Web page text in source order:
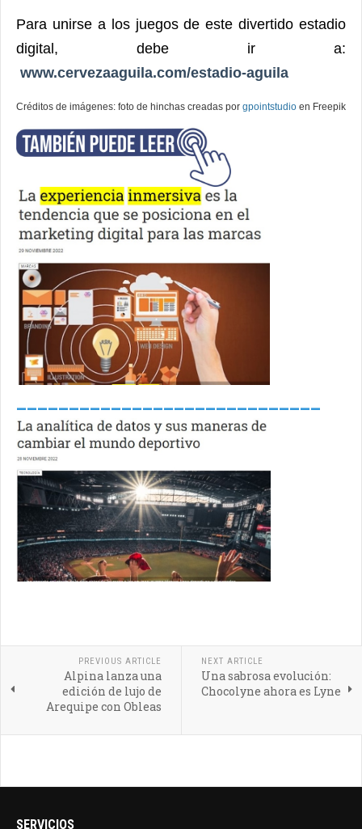
Para unirse a los juegos de este divertido estadio
digital, debe ir a:
www.cervezaaguila.com/estadio-aguila
Créditos de imágenes: foto de hinchas creadas por gpointstudio en Freepik
PREVIOUS ARTICLE
Alpina lanza una
edición de lujo de
Arequipe con Obleas
NEXT ARTICLE
Una sabrosa evolución:
Chocolyne ahora es Lyne
SERVICIOS